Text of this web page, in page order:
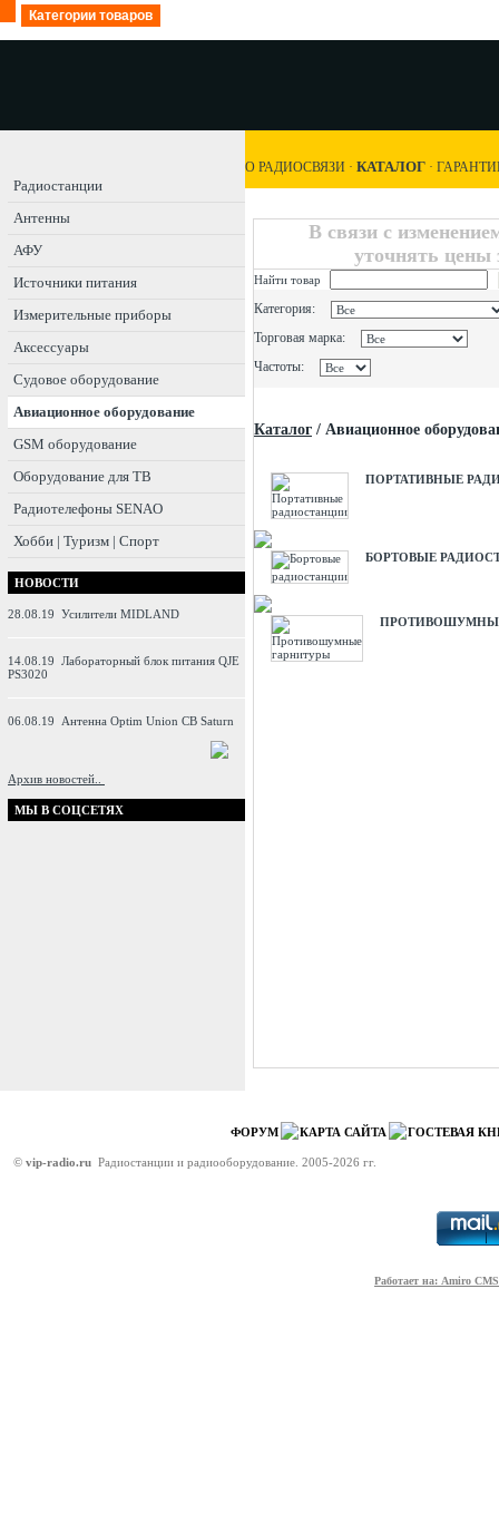
Категории товаров
Радиостанции
Антенны
АФУ
Источники питания
Измерительные приборы
Аксессуары
Судовое оборудование
Авиационное оборудование
GSM оборудование
Оборудование для ТВ
Радиотелефоны SENAO
Хобби | Туризм | Спорт
НОВОСТИ
28.08.19 Усилители MIDLAND
14.08.19 Лабораторный блок питания QJE
PS3020
06.08.19 Антенна Optim Union CB Saturn
Архив новостей..
МЫ В СОЦСЕТЯХ
О РАДИОСВЯЗИ · КАТАЛОГ ·
В связи с
уточнять цены
Найти товар
Категория:
Торговая марка:
Частоты:
Каталог / Авиационное
ПОРТАТИВНЫЕ
БОРТОВЫЕ
ФОРУМ КАРТА САЙТА ГОСТЕВАЯ
© vip-radio.ru Радиостанции и радиооборудование. 2005-2026 гг.
Работает на: Amiro CMS